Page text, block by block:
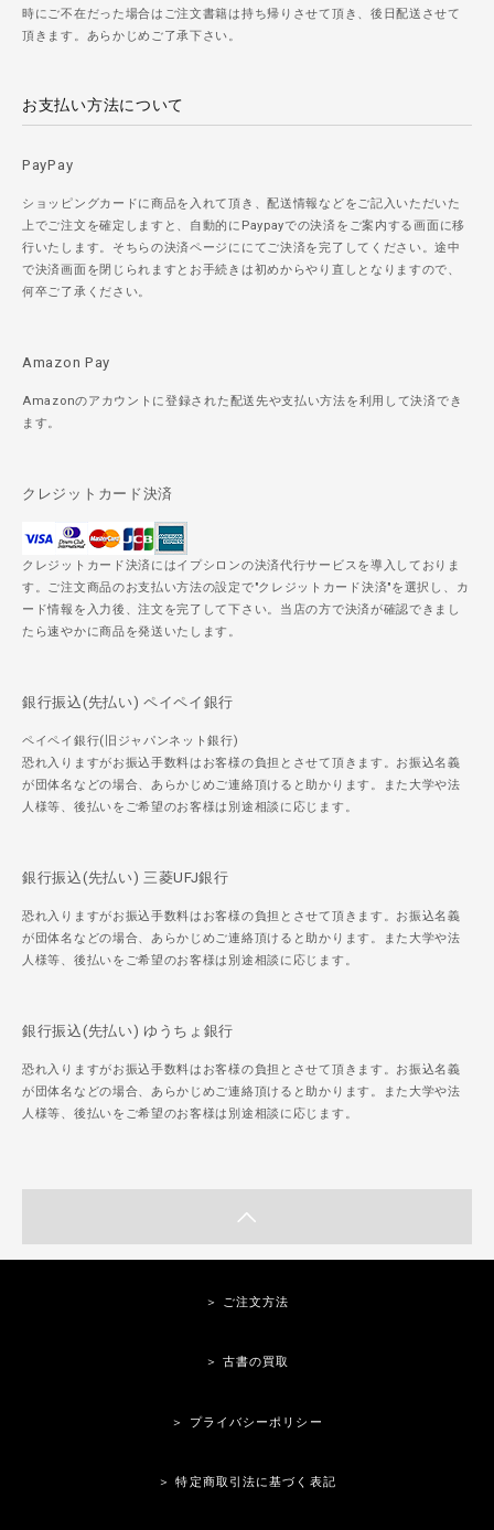
時にご不在だった場合はご注文書籍は持ち帰りさせて頂き、後日配送させて
頂きます。あらかじめご了承下さい。
お支払い方法について
PayPay
ショッピングカードに商品を入れて頂き、配送情報などをご記入いただいた
上でご注文を確定しますと、自動的にPaypayでの決済をご案内する画面に移
行いたします。そちらの決済ページににてご決済を完了してください。途中
で決済画面を閉じられますとお手続きは初めからやり直しとなりますので、
何卒ご了承ください。
Amazon Pay
Amazonのアカウントに登録された配送先や支払い方法を利用して決済でき
ます。
クレジットカード決済
クレジットカード決済にはイプシロンの決済代行サービスを導入しておりま
す。ご注文商品のお支払い方法の設定で"クレジットカード決済"を選択し、カ
ード情報を入力後、注文を完了して下さい。当店の方で決済が確認できまし
たら速やかに商品を発送いたします。
銀行振込(先払い) ペイペイ銀行
ペイペイ銀行(旧ジャパンネット銀行)
恐れ入りますがお振込手数料はお客様の負担とさせて頂きます。お振込名義
が団体名などの場合、あらかじめご連絡頂けると助かります。また大学や法
人様等、後払いをご希望のお客様は別途相談に応じます。
銀行振込(先払い) 三菱UFJ銀行
恐れ入りますがお振込手数料はお客様の負担とさせて頂きます。お振込名義
が団体名などの場合、あらかじめご連絡頂けると助かります。また大学や法
人様等、後払いをご希望のお客様は別途相談に応じます。
銀行振込(先払い) ゆうちょ銀行
恐れ入りますがお振込手数料はお客様の負担とさせて頂きます。お振込名義
が団体名などの場合、あらかじめご連絡頂けると助かります。また大学や法
人様等、後払いをご希望のお客様は別途相談に応じます。
＞ ご注文方法
＞ 古書の買取
＞ プライバシーポリシー
＞ 特定商取引法に基づく表記